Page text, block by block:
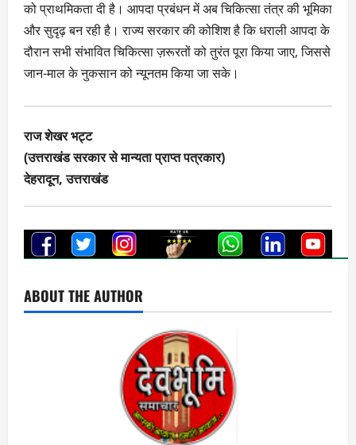
को प्राथमिकता दी है। आपदा प्रबंधन में अब चिकित्सा तंत्र की भूमिका
और सुदृढ़ बन रही है। राज्य सरकार की कोशिश है कि धराली आपदा के
दौरान सभी संभावित चिकित्सा ज़रूरतों को तुरंत पूरा किया जाए, जिससे
जान-माल के नुकसान को न्यूनतम किया जा सके।
राज शेखर भट्ट
(उत्तराखंड सरकार से मान्यता प्राप्त पत्रकार)
देहरादून, उत्तराखंड
ABOUT THE AUTHOR